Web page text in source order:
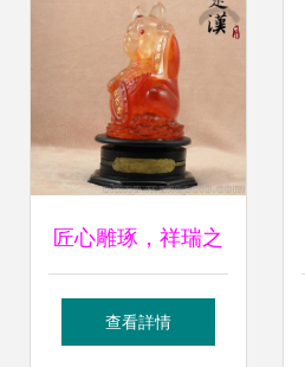
匠心雕琢，祥瑞之
選 樹脂仿白玉吉祥
查看詳情